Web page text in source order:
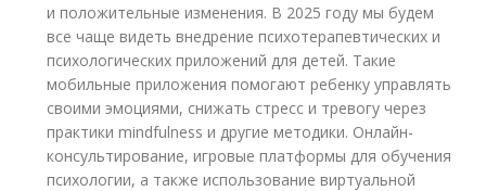
и положительные изменения. В 2025 году мы будем
все чаще видеть внедрение психотерапевтических и
психологических приложений для детей. Такие
мобильные приложения помогают ребенку управлять
своими эмоциями, снижать стресс и тревогу через
практики mindfulness и другие методики. Онлайн-
консультирование, игровые платформы для обучения
психологии, а также использование виртуальной